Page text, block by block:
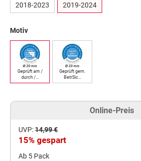
2018-2023 2019-2024
Motiv
Geprüft am /
durch /…
Geprüft gem.
BetrSic…
Online-Preis
UVP:14,99 €
15% gespart
Ab 5 Pack